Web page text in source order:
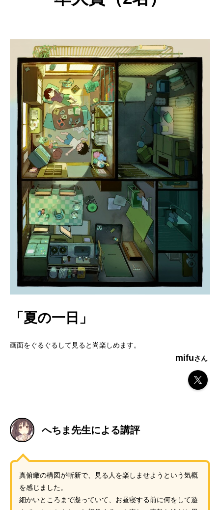
「夏の一日」
画面をぐるぐるして見ると尚楽しめます。
mifu
へちま先生による講評
真俯瞰の構図が斬新で、見る人を楽しませようという気概
を感じました。
細かいところまで凝っていて、お昼寝する前に何をして遊